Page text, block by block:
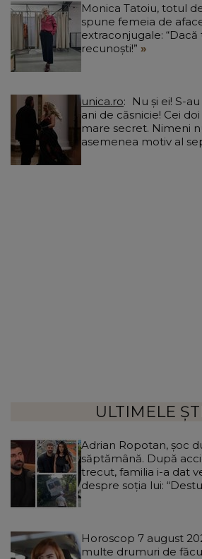
Monica Tatoiu, totul
spune femeia de
extraconjugale:
recunoști!”
unica.ro
ani de căsnicie! Cei doi
mare secret. Nimeni
asemenea motiv al
ULTIMELE
Adrian Ropotan, șoc
săptămână. După
trecut, familia i-a dat
despre soția lui:
Horoscop 7 august
multe drumuri de